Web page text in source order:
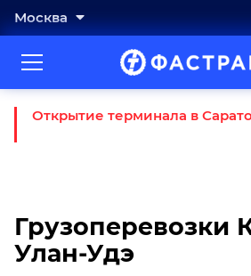
Москва
Открытие терминала в
Грузоперевозки
Улан-Удэ